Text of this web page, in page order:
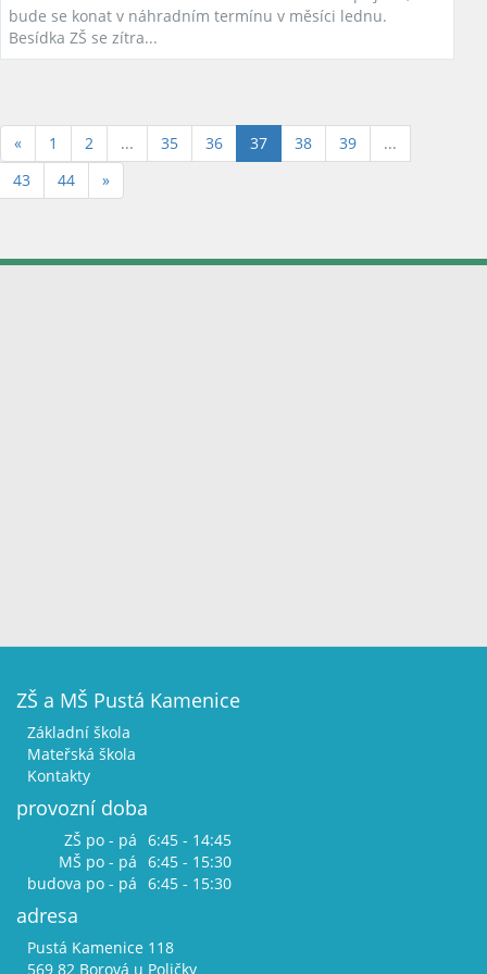
bude se konat v náhradním termínu v měsíci lednu.
Besídka ZŠ se zítra...
« 1 2 ... 35 36 37(aktuální)
38 39
...
43
44 »
ZŠ a MŠ Pustá Kamenice
Základní škola
Mateřská škola
Kontakty
provozní doba
ZŠ po - pá 6:45 - 14:45
MŠ po - pá 6:45 - 15:30
budova po - pá 6:45 - 15:30
adresa
Pustá Kamenice 118
569 82 Borová u Poličky